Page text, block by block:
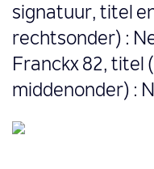
signatuur, titel
rechtsonder) :
Franckx 82, titel
middenonder) :